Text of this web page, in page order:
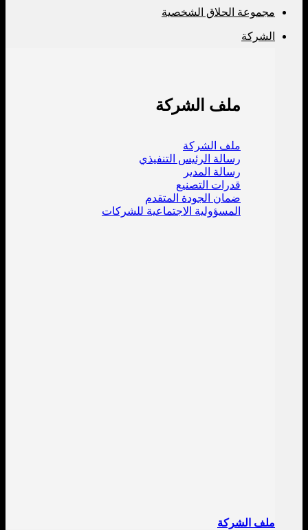
مجموعة الحلاق الشخصية
الشركة
ملف الشركة
ملف الشركة
رسالة الرئيس التنفيذي
رسالة المدير
قدرات التصنيع
ضمان الجودة المتقدم
المسؤولية الاجتماعية للشركات
ملف الشركة